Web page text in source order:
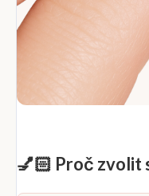
💅🏻 Proč zvolit